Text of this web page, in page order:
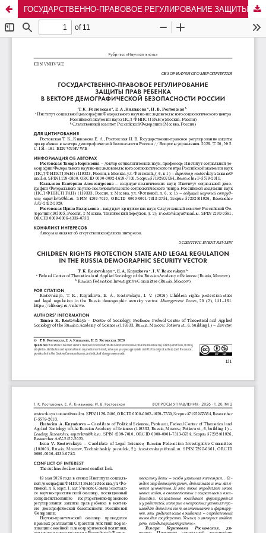
ГОСУДАРСТВЕННО-ПРАВОВОЕ РЕГУЛИРОВАНИЕ ЗАЩИТЫ ПРАВ РЕБЕНКА В ВЕКТОРЕ ДЕМОГРАФИЧЕСКОЙ БЕЗОПАСНОСТИ РОССИИ